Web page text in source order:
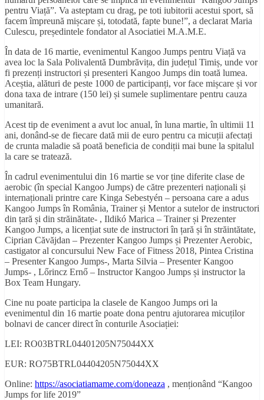
pentru Viață”. Va asteptam cu drag, pe toti iubitorii acestui sport, să
facem împreună mișcare și, totodată, fapte bune!”, a declarat Maria
Culescu, președintele fondator al Asociatiei M.A.M.E.
În data de 16 martie, evenimentul Kangoo Jumps pentru Viață va
avea loc la Sala Polivalentă Dumbrăvița, din județul Timiș, unde vor
fi prezenți instructori și presenteri Kangoo Jumps din toată lumea.
Aceștia, alături de peste 1000 de participanți, vor face mișcare și vor
dona taxa de intrare (150 lei) și sumele suplimentare pentru cauza
umanitară.
Acest tip de eveniment a avut loc anual, în luna martie, în ultimii 11
ani, donând-se de fiecare dată mii de euro pentru ca micuții afectați
de crunta maladie să poată beneficia de condiții mai bune la spitalul
la care se tratează.
În cadrul evenimentului din 16 martie se vor ține diferite clase de
aerobic (în special Kangoo Jumps) de către prezenteri naționali și
internaționali printre care Kinga Sebestyén – persoana care a adus
Kangoo Jumps în România, Trainer și Mentor a sutelor de instructori
din țară și din străinătate- , Ildikó Marica – Trainer și Prezenter
Kangoo Jumps, a licențiat sute de instructori în țară și în străintătate,
Ciprian Căvăjdan – Prezenter Kangoo Jumps și Prezenter Aerobic,
castigator al concursului New Face of Fitness 2018, Pintea Cristina
– Presenter Kangoo Jumps-, Marta Silvia – Presenter Kangoo
Jumps- , Lőrincz Ernő – Instructor Kangoo Jumps și instructor la
Box Team Hungary.
Cine nu poate participa la clasele de Kangoo Jumps ori la
evenimentul din 16 martie poate dona pentru ajutorarea micuților
bolnavi de cancer direct în conturile Asociației:
LEI: RO03BTRL04401205N75044XX
EUR: RO75BTRL04404205N75044XX
Online: https://asociatiamame.com/doneaza , menționând “Kangoo
Jumps for life 2019”